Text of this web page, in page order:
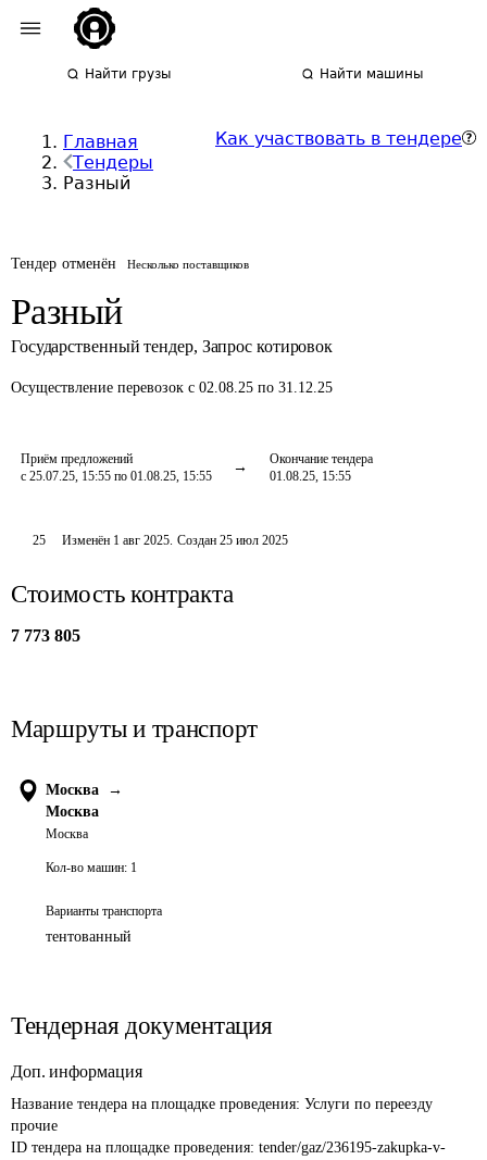
Найти грузы Найти машины
Главная
Тендеры
Разный
Как участвовать в тендере
Тендер отменён Несколько поставщиков
Разный
Государственный тендер, Запрос котировок
Осуществление перевозок с 02.08.25 по 31.12.25
Приём предложений
с 25.07.25, 15:55 по 01.08.25, 15:55
Окончание тендера
01.08.25, 15:55
25 Изменён 1 авг 2025. Создан 25 июл 2025
Стоимость контракта
7 773 805
Маршруты и транспорт
Москва
→
Москва
Москва
Кол-во машин: 1
Варианты транспорта
тентованный
Тендерная документация
Доп. информация
Название тендера на площадке проведения: Услуги по переезду
прочие
ID тендера на площадке проведения: tender/gaz/236195-zakupka-v-